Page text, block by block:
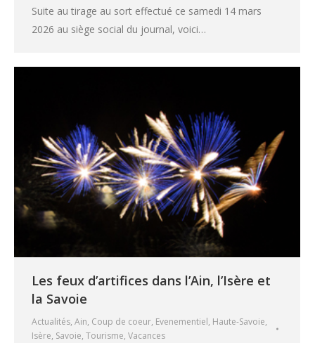
Suite au tirage au sort effectué ce samedi 14 mars
2026 au siège social du journal, voici…
Les feux d’artifices dans l’Ain, l’Isère et
la Savoie
Actualités, Ain, Coup de coeur, Evenementiel, Haute-Savoie,
Isère, Savoie, Tourisme, Vacances